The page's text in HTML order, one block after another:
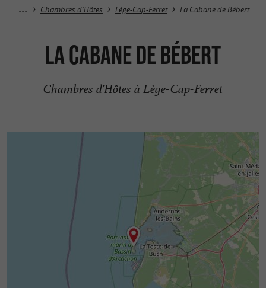
Chambres d'Hôtes Lège-Cap-Ferret La Cabane de Bébert
La Cabane de Bébert
Chambres d'Hôtes à Lège-Cap-Ferret